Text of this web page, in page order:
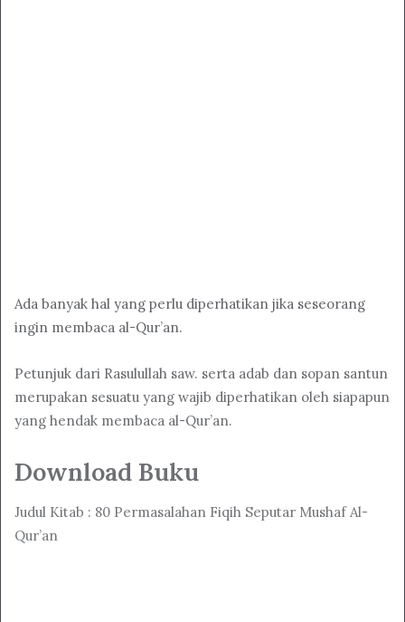
Ada banyak hal yang perlu diperhatikan jika seseorang
ingin membaca al-Qur’an.
Petunjuk dari Rasulullah saw. serta adab dan sopan santun
merupakan sesuatu yang wajib diperhatikan oleh siapapun
yang hendak membaca al-Qur’an.
Download Buku
Judul Kitab : 80 Permasalahan Fiqih Seputar Mushaf Al-
Qur’an